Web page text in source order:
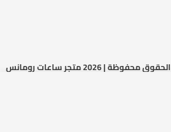
الحقوق محفوظة | 2026 متجر ساعات رومانس